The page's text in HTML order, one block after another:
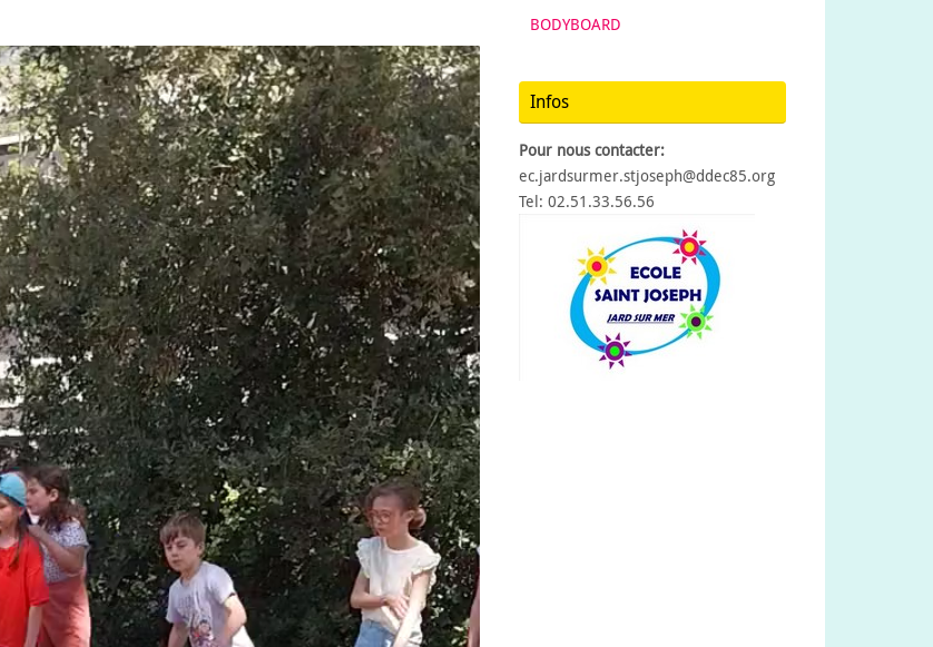
BODYBOARD
Infos
Pour nous contacter:
ec.jardsurmer.stjoseph@ddec85.org
Tel: 02.51.33.56.56